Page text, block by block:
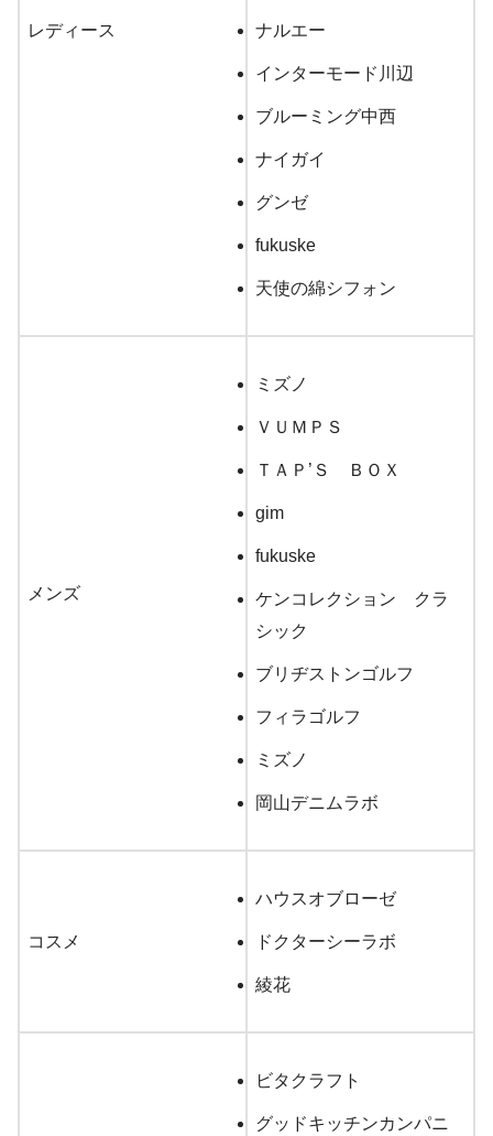
レディース ナルエー
インターモード川辺
ブルーミング中西
ナイガイ
グンゼ
fukuske
天使の綿シフォン
メンズ
ミズノ
ＶＵＭＰＳ
ＴＡＰ’Ｓ ＢＯＸ
gim
fukuske
ケンコレクション クラ
シック
ブリヂストンゴルフ
フィラゴルフ
ミズノ
岡山デニムラボ
コスメ
ハウスオブローゼ
ドクターシーラボ
綾花
ビタクラフト
グッドキッチンカンパニ